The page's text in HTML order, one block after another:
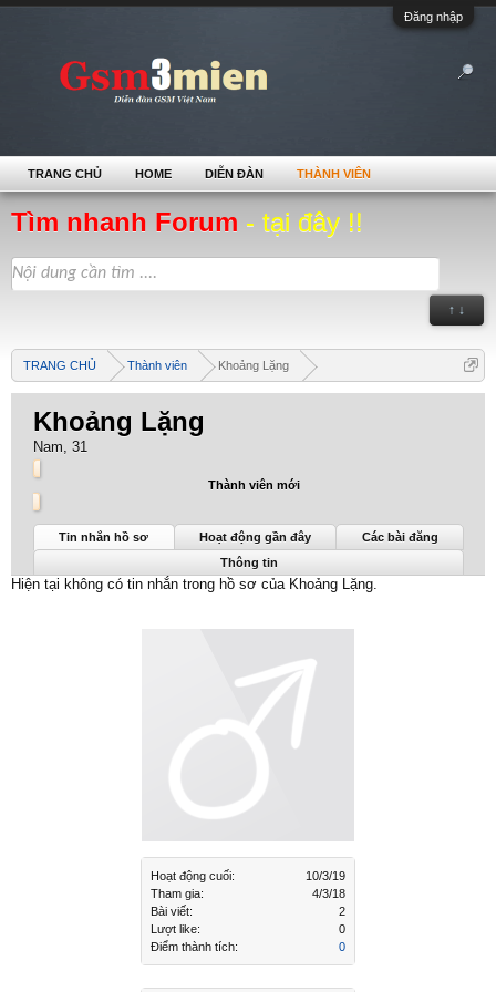
Đăng nhập
Tìm nhanh Forum - tại đây !!
↑ ↓
TRANG CHỦ Thành viên Khoảng Lặng
Hoạt động cuối:
10/3/19
Tham gia:
4/3/18
Bài viết:
2
Lượt like:
0
Điểm thành tích:
0
Khoảng Lặng
Nam, 31
Thành viên mới
Khoảng Lặng được nhìn thấy lần cuối: 10/3/19
Tin nhắn hồ sơ Hoạt động gần đây
Các bài đăng
Thông tin
Hiện tại không có tin nhắn trong hồ sơ của Khoảng Lặng.
TRANG CHỦ HOME DIỄN ĐÀN THÀNH VIÊN